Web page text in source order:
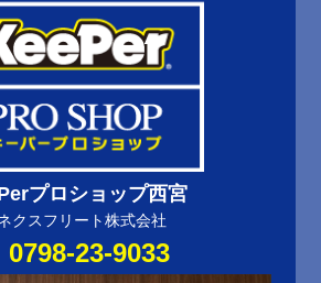
プロショップ西宮
クスフリート株式会社
0798-23-9033